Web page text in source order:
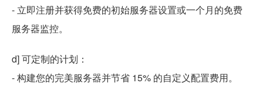
- 立即注册并获得免费的初始服务器设置或一个月的免费
服务器监控。
d] 可定制的计划：
- 构建您的完美服务器并节省 15% 的自定义配置费用。